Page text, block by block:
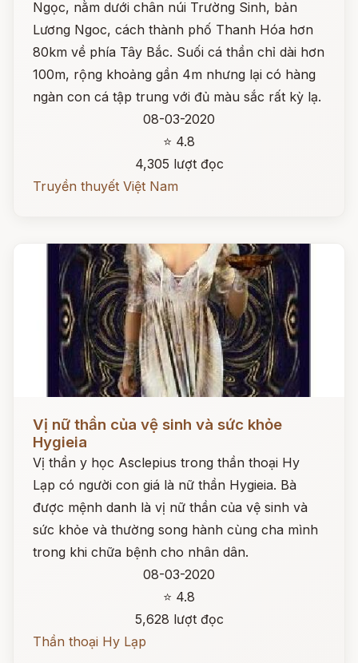
Ngọc, nằm dưới chân núi Trường Sinh, bản
Lương Ngoc, cách thành phố Thanh Hóa hơn
80km về phía Tây Bắc. Suối cá thần chỉ dài hơn
100m, rộng khoảng gần 4m nhưng lại có hàng
ngàn con cá tập trung với đủ màu sắc rất kỳ lạ.
08-03-2020
⭐ 4.8
4,305 lượt đọc
Truyền thuyết Việt Nam
Vị nữ thần của vệ sinh và sức khỏe
Hygieia
Vị thần y học Asclepius trong thần thoại Hy
Lạp có người con giá là nữ thần Hygieia. Bà
được mệnh danh là vị nữ thần của vệ sinh và
sức khỏe và thường song hành cùng cha mình
trong khi chữa bệnh cho nhân dân.
08-03-2020
⭐ 4.8
5,628 lượt đọc
Thần thoại Hy Lạp